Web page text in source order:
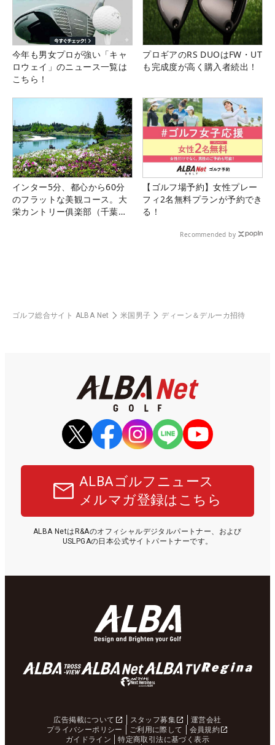
今年も男女プロが強い「キャ
ロウェイ」のニュース一覧は
こちら！
プロギアのRS DUOはFW・UT
も完成度が高く購入者続出！
インター5分、都心から60分
のフラットな美観コース。大
栄カントリー俱楽部（千葉
【ゴルフ場予約】女性プレー
フィ2名無料プランが予約でき
る！
Recommended by
ゴルフ総合サイト ALBA Net 米国男子 ディーン＆デルーカ招待
ALBAゴルフニュース
メルマガ登録はこちら
ALBA NetはR&Aのオフィシャルデジタルパートナー、および
USLPGAの日本公式サイトパートナーです。
広告掲載について スタッフ募集
運営会社
プライバシーポリシー
ご利用に際して
会員規約
ガイドライン
特定商取引法に基づく表示